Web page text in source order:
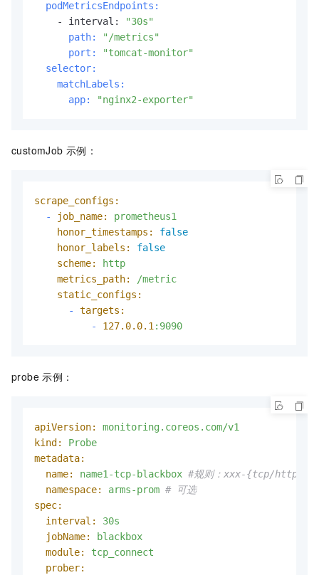
  podMetricsEndpoints:
    - interval:
"30s"
      path:
"/metrics"
      port:
"tomcat-monitor"
  selector:
    matchLabels:
      app:
"nginx2-exporter"
customJob 示例：
scrape_configs:
-
job_name:
prometheus1
honor_timestamps:
false
honor_labels:
false
scheme:
http
metrics_path:
/metric
static_configs:
-
targets:
-
127.0.0.1:9090
probe 示例：
apiVersion:
monitoring.coreos.com/v1
kind:
Probe
metadata:
name:
name1-tcp-blackbox #规则：xxx-{tcp/http/
namespace:
arms-prom # 可选
spec:
interval:
30s
jobName:
blackbox
module:
tcp_connect
prober: